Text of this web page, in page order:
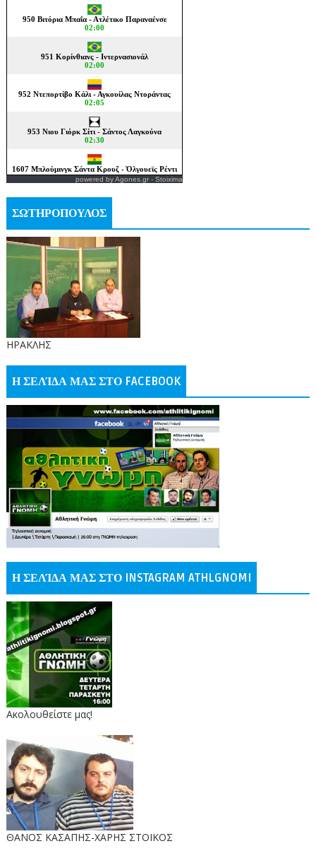
powered byAgones.gr- Stoixima
ΣΩΤΗΡΟΠΟΥΛΟΣ
ΗΡΑΚΛΗΣ
Η ΣΕΛΊΔΑ ΜΑΣ ΣΤΟ FACEBOOK
Η ΣΕΛΊΔΑ ΜΑΣ ΣΤΟ INSTAGRAM ATHLGNOMI
Ακολουθείστε μας!
ΘΑΝΟΣ ΚΑΣΑΠΗΣ-ΧΑΡΗΣ ΣΤΟΙΚΟΣ